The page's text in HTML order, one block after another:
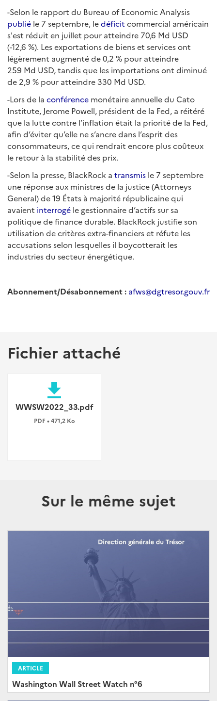
-Selon le rapport du Bureau of Economic Analysis
publié le 7 septembre, ledéficit commercial américain
s'est réduit en juillet pour atteindre 70,6 Md USD
(-12,6 %). Les exportations de biens et services ont
légèrement augmenté de 0,2 % pour atteindre
259 Md USD, tandis que les importations ont diminué
de 2,9 % pour atteindre 330 Md USD.
-Lors de la conférence monétaire annuelle du Cato
Institute, Jerome Powell, président de la Fed, a réitéré
que la lutte contre l’inflation était la priorité de la Fed,
afin d’éviter qu’elle ne s’ancre dans l’esprit des
consommateurs, ce qui rendrait encore plus coûteux
le retour à la stabilité des prix.
-Selon la presse, BlackRock a transmis le 7 septembre
une réponse aux ministres de la justice (Attorneys
General) de 19 États à majorité républicaine qui
avaient interrogé le gestionnaire d’actifs sur sa
politique de finance durable. BlackRock justifie son
utilisation de critères extra-financiers et réfute les
accusations selon lesquelles il boycotterait les
industries du secteur énergétique.
Abonnement/Désabonnement: afws@dgtresor.gouv.fr
Fichier attaché
file_download
WWSW2022_33.pdf
PDF • 471,2 Ko
Sur le même sujet
ARTICLE
Washington Wall Street Watch n°6